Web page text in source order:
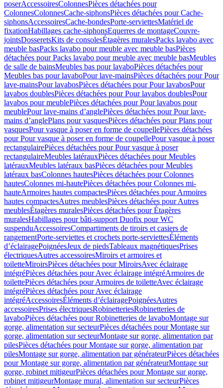
poserAccessoiresColonnesPièces détachées pour
ColonnesColonnesCache-siphonsPièces détachées pour Cache-
siphonsAccessoiresCache-bondesPorte-serviettesMatériel de
fixationHabillages cache-siphonsEquerres de montageCouvre-
jointsDosseretsKits de consolesÉtagères muralesPacks lavabo avec
meuble basPacks lavabo pour meuble avec meuble basPièces
détachées pour Packs lavabo pour meuble avec meuble basMeubles
de salle de bainsMeubles bas pour lavaboPièces détachées pour
Meubles bas pour lavaboPour lave-mainsPièces détachées pour Pour
lave-mainsPour lavabosPièces détachées pour Pour lavabosPour
lavabos doublesPièces détachées pour Pour lavabos doublesPour
lavabos pour meublePièces détachées pour Pour lavabos pour
meublePour lave-mains d’anglePièces détachées pour Pour lave-
mains d’anglePlans pour vasquesPièces détachées pour Plans pour
vasquesPour vasque à poser en forme de coupellePièces détachées
pour Pour vasque à poser en forme de coupellePour vasque à poser
rectangulairePièces détachées pour Pour vasque à poser
rectangulaireMeubles latérauxPièces détachées pour Meubles
latérauxMeubles latéraux basPièces détachées pour Meubles
latéraux basColonnes hautesPièces détachées pour Colonnes
hautesColonnes mi-hautePièces détachées pour Colonnes mi-
hauteArmoires hautes compactesPièces détachées pour Armoires
hautes compactesAutres meublesPièces détachées pour Autres
meublesÉtagères muralesPièces détachées pour Étagères
muralesHabillages pour bâti-support Duofix pour WC
suspenduAccessoiresCompartiments de tiroirs et casiers de
rangementPorte-serviettes et crochets porte-serviettesÉléments
d’éclairagePoignéesJeux de piedsTableaux magnétiquesPrises
électriquesAutres accessoiresMiroirs et armoires et
toiletteMiroirsPièces détachées pour MiroirsAvec éclairage
intégréPièces détachées pour Avec éclairage intégréArmoires de
toilettePièces détachées pour Armoires de toiletteAvec éclairage
intégréPièces détachées pour Avec éclairage
intégréAccessoiresÉléments d’éclairagePoignéesAutres
accessoiresPrises électriquesRobinetteriesRobinetteries de
lavaboPièces détachées pour Robinetteries de lavaboMontage sur
gorge, alimentation sur secteurPièces détachées pour Montage sur
gorge, alimentation sur secteurMontage sur gorge, alimentation par
pilesPièces détachées pour Montage sur gorge, alimentation par
pilesMontage sur gorge, alimentation par générateurPièces détachées
pour Montage sur gorge, alimentation par générateurMontage sur
gorge, robinet mitigeurPièces détachées pour Montage sur gorge,
robinet mitigeurMontage mural, alimentation sur secteurPièces